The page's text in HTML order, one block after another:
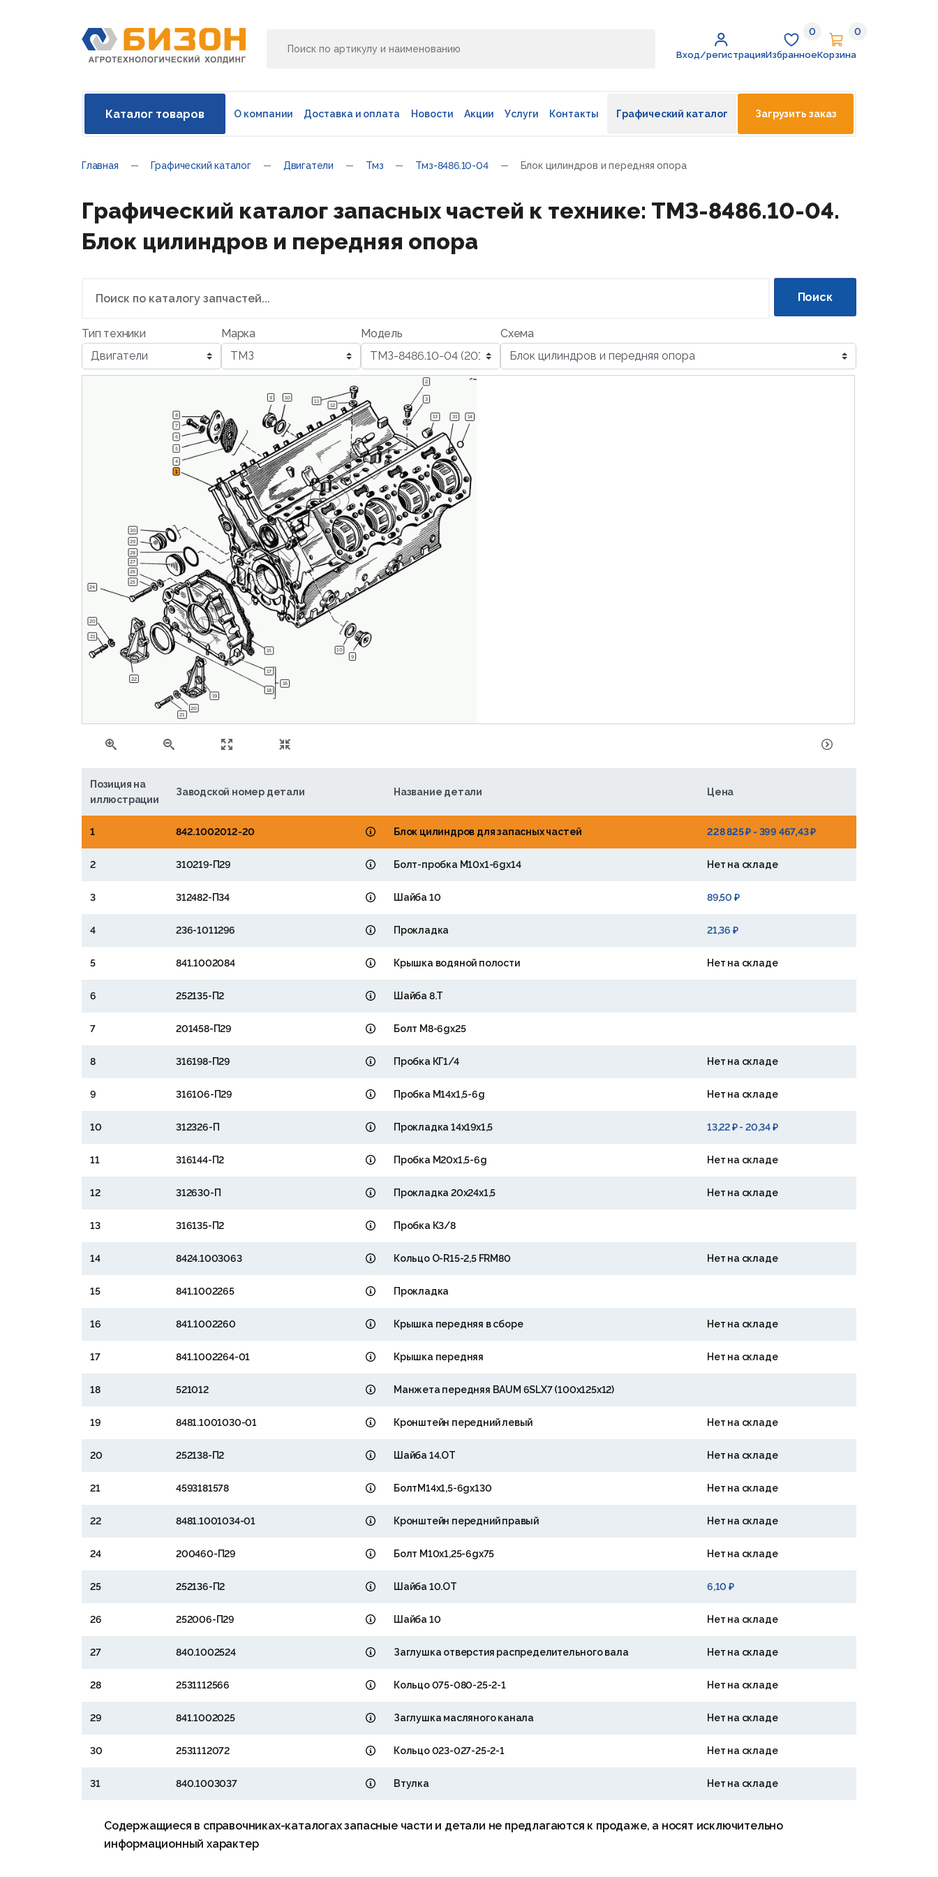
Вход/регистрация
Избранное
0
Избранное
Корзина
0
Корзина
Каталог товаров О компании Доставка и оплата Новости Акции Услуги Контакты Графический каталог Загрузить заказ
Главная Графический каталог Двигатели Тмз Тмз-8486.10-04 Блок цилиндров и передняя опора
Графический каталог запасных частей к технике: ТМЗ-8486.10-04.
Блок цилиндров и передняя опора
Поиск
Тип техники Марка Модель Схема
1
2
3
4
5
6
7
8
9
9
10
10
11
12
13 14
15
16
17
18
19
20
20
21
21
22
24
25
26
27
28
29
30
31
Позиция на
иллюстрации
Заводской номер детали Название детали Цена
1 842.1002012-20 Блок цилиндров для запасных частей 228 825 ₽ - 399 467,43 ₽
2 310219-П29 Болт-пробка М10x1-6gx14 Нет на складе
3 312482-П34 Шайба 10 89,50 ₽
4 236-1011296 Прокладка 21,36 ₽
5 841.1002084 Крышка водяной полости Нет на складе
6 252135-П2 Шайба 8.Т
7 201458-П29 Болт М8-6gх25
8 316198-П29 Пробка КГ1/4 Нет на складе
9 316106-П29 Пробка М14х1,5-6g Нет на складе
10 312326-П Прокладка 14х19х1,5 13,22 ₽ - 20,34 ₽
11 316144-П2 Пробка М20х1,5-6g Нет на складе
12 312630-П Прокладка 20х24х1,5 Нет на складе
13 316135-П2 Пробка К3/8
14 8424.1003063 Кольцо О-R15-2,5 FRМ80 Нет на складе
15 841.1002265 Прокладка
16 841.1002260 Крышка передняя в сборе Нет на складе
17 841.1002264-01 Крышка передняя Нет на складе
18 521012 Манжета передняя BAUM 6SLX7 (100х125х12)
19 8481.1001030-01 Кронштейн передний левый Нет на складе
20 252138-П2 Шайба 14.ОТ Нет на складе
21 4593181578 БолтМ14х1,5-6gх130 Нет на складе
22 8481.1001034-01 Кронштейн передний правый Нет на складе
24 200460-П29 Болт М10х1,25-6gх75 Нет на складе
25 252136-П2 Шайба 10.ОТ 6,10 ₽
26 252006-П29 Шайба 10 Нет на складе
27 840.1002524 Заглушка отверстия распределительного вала Нет на складе
28 2531112566 Кольцо 075-080-25-2-1 Нет на складе
29 841.1002025 Заглушка масляного канала Нет на складе
30 2531112072 Кольцо 023-027-25-2-1 Нет на складе
31 840.1003037 Втулка Нет на складе
Содержащиеся в справочниках-каталогах запасные части и детали не предлагаются к продаже, а носят исключительно
информационный характер